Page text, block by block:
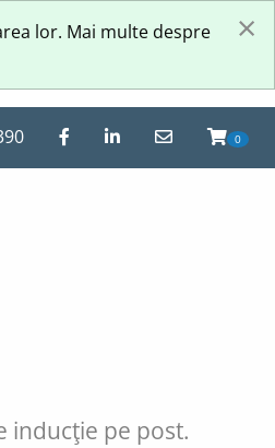
lor. Mai multe despre
×
0
inducţie pe post.